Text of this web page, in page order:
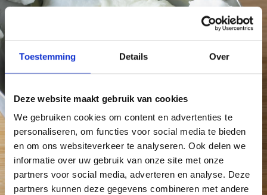
Toestemming Details Over
Deze website maakt gebruik van cookies
We gebruiken cookies om content en advertenties te
personaliseren, om functies voor social media te bieden
en om ons websiteverkeer te analyseren. Ook delen we
informatie over uw gebruik van onze site met onze
partners voor social media, adverteren en analyse. Deze
partners kunnen deze gegevens combineren met andere